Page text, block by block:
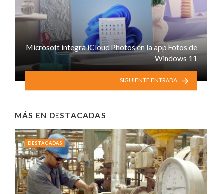
Microsoft integra iCloud Photos en la app Fotos de
Windows 11
SIGUIENTE ENTRADA
MÁS EN DESTACADAS
DESTACADAS